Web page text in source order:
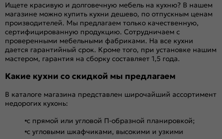
Ищете красивую и долговечную мебель на кухню? В нашем
магазине можно купить кухни дешево, по отпускным ценам
производителей. Мы предлагаем только качественную,
сертифицированную продукцию. Сотрудничаем с
проверенными мебельными фабриками. На все кухни
дается гарантийный срок. Кроме того, при установке нашим
мастером, гарантия на сборку составляет 1,5 года.
Какие кухни со скидкой мы предлагаем
В каталоге магазина представлен широчайший ассортимент
недорогих кухонь:
с прямой или угловой П-образной планировкой;
с угловыми шкафчиками, высокими и узкими